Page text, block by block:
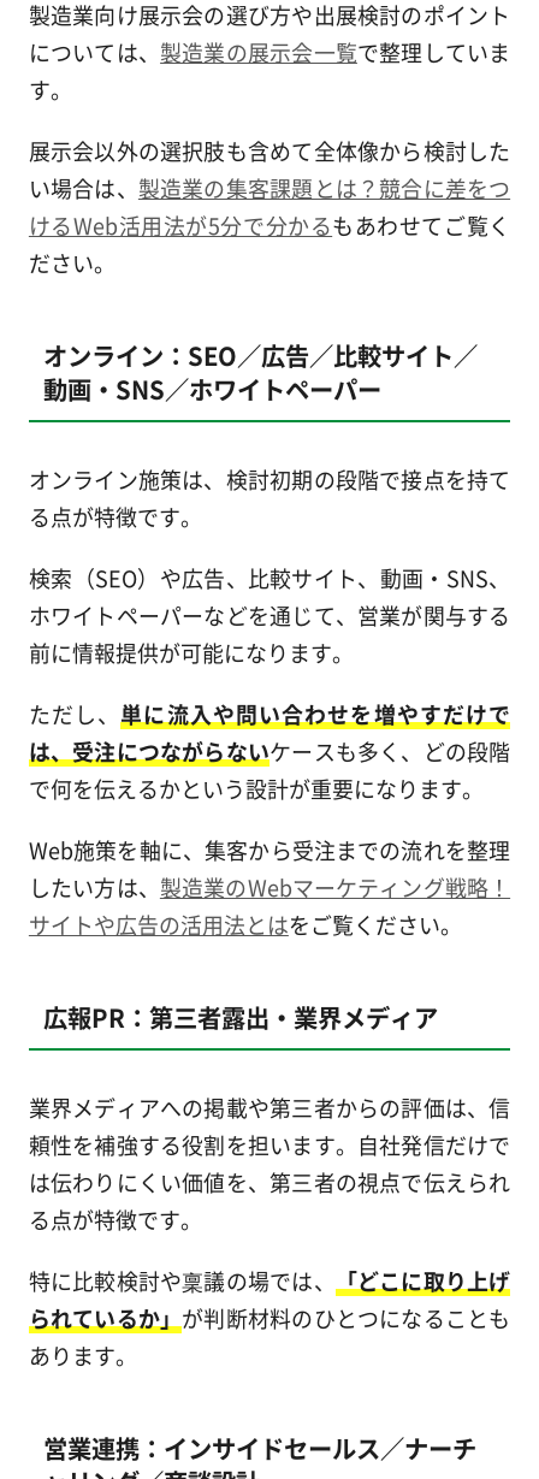
製造業向け展示会の選び方や出展検討のポイント
については、 製造業の展示会一覧で整理していま
す。
展示会以外の選択肢も含めて全体像から検討した
い場合は、 製造業の集客課題とは？競合に差をつ
けるWeb活用法が5分で分かるもあわせてご覧く
ださい。
オンライン：SEO／広告／比較サイト／
動画・SNS／ホワイトペーパー
オンライン施策は、検討初期の段階で接点を持て
る点が特徴です。
検索（SEO）や広告、比較サイト、動画・SNS、
ホワイトペーパーなどを通じて、営業が関与する
前に情報提供が可能になります。
ただし、 単に流入や問い合わせを増やすだけで
は、受注につながらないケースも多く、どの段階
で何を伝えるかという設計が重要になります。
Web施策を軸に、集客から受注までの流れを整理
したい方は、 製造業のWebマーケティング戦略！
サイトや広告の活用法とはをご覧ください。
広報PR：第三者露出・業界メディア
業界メディアへの掲載や第三者からの評価は、信
頼性を補強する役割を担います。自社発信だけで
は伝わりにくい価値を、第三者の視点で伝えられ
る点が特徴です。
特に比較検討や稟議の場では、
「どこに取り上げ
られているか」 が判断材料のひとつになることも
あります。
営業連携：インサイドセールス／ナーチ